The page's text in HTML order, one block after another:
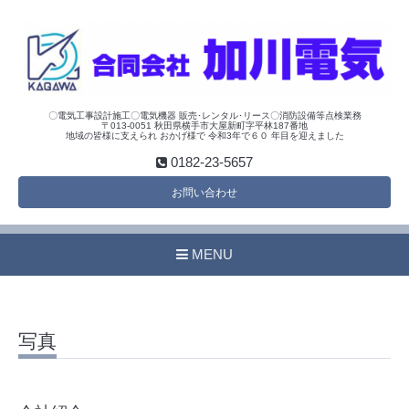
〇電気工事設計施工〇電気機器 販売･レンタル･リース〇消防設備等点検業務
〒013-0051 秋田県横手市大屋新町字平林187番地
地域の皆様に支えられ おかげ様で 令和3年で６０ 年目を迎えました
0182-23-5657
お問い合わせ
MENU
写真